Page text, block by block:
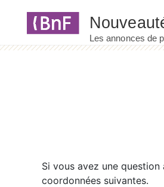
Si vous avez une
coordonnées suivantes.